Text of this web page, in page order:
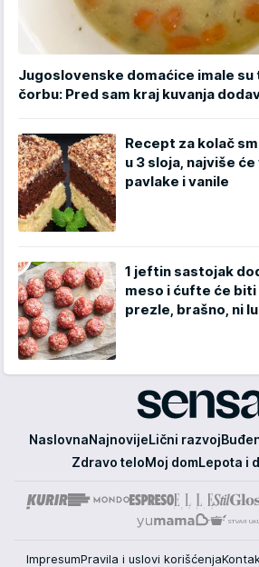
Jugoslovenske domaćice imale su
čorbu: Pred sam kraj kuvanja
Recept za kolač
u 3 sloja, najviše
pavlake i vanile
1 jeftin sastojak
meso i ćufte će biti
prezle, brašno, ni
Sensa
NaslovnaNajnovijeLični razvoj
Zdravo teloMoj domLepota i
ImpresumPravila i uslovi korišćenja